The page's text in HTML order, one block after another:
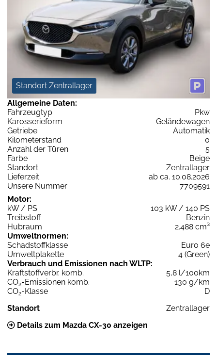
Standort Zentrallager
Allgemeine Daten:
Fahrzeugtyp
Pkw
Karosserieform
Geländewagen
Getriebe
Automatik
Kilometerstand
0
Anzahl der Türen
5
Farbe
Beige
Standort
Zentrallager
Lieferzeit
ab ca. 10.08.2026
Unsere Nummer
7709591
Motor:
kW / PS
103 kW / 140 PS
Treibstoff
Benzin
Hubraum
2.488 cm³
Umweltnormen:
Schadstoffklasse
Euro 6e
Umweltplakette
4 (Green)
Verbrauch und Emissionen nach WLTP:
Kraftstoffverbr. komb.
5,8 l/100km
CO2-Emissionen komb.
130 g/km
CO2-Klasse
D
Standort
Zentrallager
Details zum Mazda CX-30 anzeigen